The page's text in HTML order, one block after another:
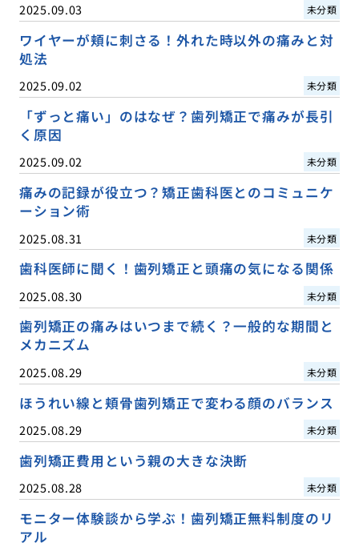
2025.09.03 未分類
ワイヤーが頬に刺さる！外れた時以外の痛みと対
処法
2025.09.02 未分類
「ずっと痛い」のはなぜ？歯列矯正で痛みが長引
く原因
2025.09.02 未分類
痛みの記録が役立つ？矯正歯科医とのコミュニケ
ーション術
2025.08.31 未分類
歯科医師に聞く！歯列矯正と頭痛の気になる関係
2025.08.30 未分類
歯列矯正の痛みはいつまで続く？一般的な期間と
メカニズム
2025.08.29 未分類
ほうれい線と頬骨歯列矯正で変わる顔のバランス
2025.08.29 未分類
歯列矯正費用という親の大きな決断
2025.08.28 未分類
モニター体験談から学ぶ！歯列矯正無料制度のリ
アル